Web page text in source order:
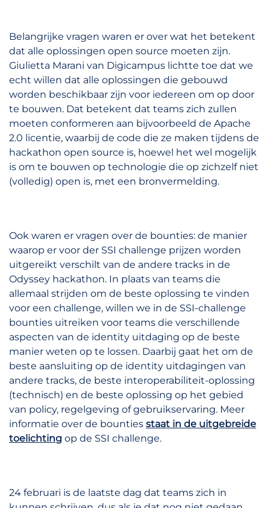
Belangrijke vragen waren er over wat het betekent
dat alle oplossingen open source moeten zijn.
Giulietta Marani van Digicampus lichtte toe dat we
echt willen dat alle oplossingen die gebouwd
worden beschikbaar zijn voor iedereen om op door
te bouwen. Dat betekent dat teams zich zullen
moeten conformeren aan bijvoorbeeld de Apache
2.0 licentie, waarbij de code die ze maken tijdens de
hackathon open source is, hoewel het wel mogelijk
is om te bouwen op technologie die op zichzelf niet
(volledig) open is, met een bronvermelding.
Ook waren er vragen over de bounties: de manier
waarop er voor der SSI challenge prijzen worden
uitgereikt verschilt van de andere tracks in de
Odyssey hackathon. In plaats van teams die
allemaal strijden om de beste oplossing te vinden
voor een challenge, willen we in de SSI-challenge
bounties uitreiken voor teams die verschillende
aspecten van de identity uitdaging op de beste
manier weten op te lossen. Daarbij gaat het om de
beste aansluiting op de identity uitdagingen van
andere tracks, de beste interoperabiliteit-oplossing
(technisch) en de beste oplossing op het gebied
van policy, regelgeving of gebruikservaring. Meer
informatie over de bounties staat in de uitgebreide
toelichting op de SSI challenge.
24 februari is de laatste dag dat teams zich in